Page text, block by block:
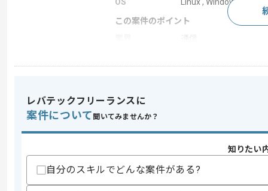
この案件のポイント
通信
特徴
スキル
・以下いずれかの経験
-AWSクラウド環境の設計および構築
-OS導入作業
レバテックフリーランスに
案件について 聞いてみませんか？
知りたい
自分のスキルでどんな案件がある?